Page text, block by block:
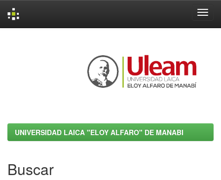
UNIVERSIDAD LAICA "ELOY ALFARO" DE MANABI
Buscar